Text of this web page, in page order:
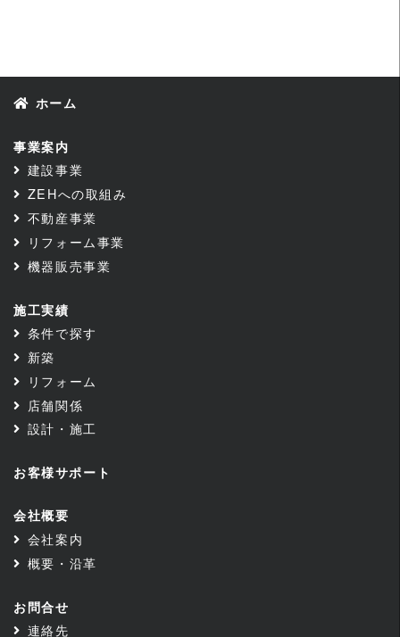
ホーム
事業案内
建設事業
ZEHへの取組み
不動産事業
リフォーム事業
機器販売事業
施工実績
条件で探す
新築
リフォーム
店舗関係
設計・施工
お客様サポート
会社概要
会社案内
概要・沿革
お問合せ
連絡先